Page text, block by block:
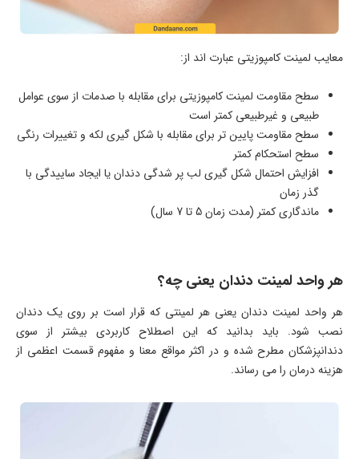
معایب لمینت کامپوزیتی عبارت اند از:
سطح مقاومت لمینت کامپوزیتی برای مقابله با صدمات از سوی عوامل
طبیعی و غیرطبیعی کمتر است
سطح مقاومت پایین تر برای مقابله با شکل گیری لکه و تغییرات رنگی
سطح استحکام کمتر
افزایش احتمال شکل گیری لب پر شدگی دندان یا ایجاد ساییدگی با
گذر زمان
ماندگاری کمتر (مدت زمان 5 تا 7 سال)
هر واحد لمینت دندان یعنی چه؟
هر واحد لمینت دندان یعنی هر لمینتی که قرار است بر روی یک دندان
نصب شود. باید بدانید که این اصطلاح کاربردی بیشتر از سوی
دندانپزشکان مطرح شده و در اکثر مواقع معنا و مفهوم قسمت اعظمی از
هزینه درمان را می رساند.